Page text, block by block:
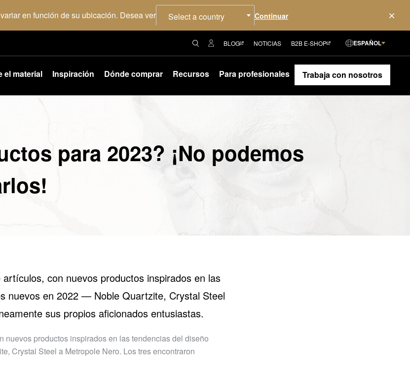
en función de su ubicación. Desea ver Select a country
BLOG NOTICIAS B2B E-SHOP ESPAÑOL
el material Inspiración Dónde comprar Recursos Para profesionales Trabaja con nosotros
para 2023? ¡No podemos
con nuevos productos inspirados en las
nuevos en 2022 — Noble Quartzite, Crystal Steel
sus propios aficionados entusiastas.
nuevos productos inspirados en las tendencias del diseño
Crystal Steel a Metropole Nero. Los tres encontraron